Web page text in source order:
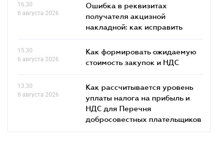
16.30
6 августа 2026
Ошибка в реквизитах
получателя акцизной
накладной: как исправить
15.30
6 августа 2026
Как формировать ожидаемую
стоимость закупок и НДС
13.30
6 августа 2026
Как рассчитывается уровень
уплаты налога на прибыль и
НДС для Перечня
добросовестных плательщиков